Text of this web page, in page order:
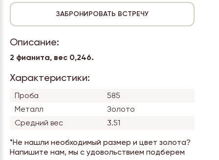
Описание:
2 фианита, вес 0,246.
Характеристики:
Проба
585
Металл
Золото
Средний вес
3.51
*Не нашли необходимый размер и цвет золота?
Напишите нам, мы с удовольствием подберем